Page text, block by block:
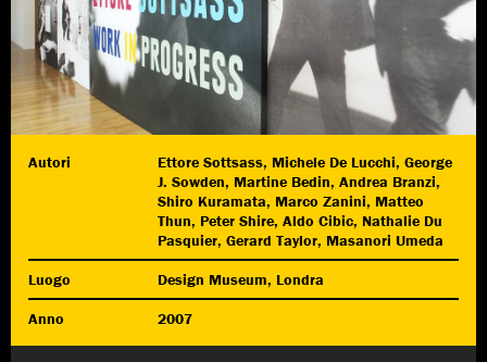
Autori
Ettore Sottsass, Michele De Lucchi, George
J. Sowden, Martine Bedin, Andrea Branzi,
Shiro Kuramata, Marco Zanini, Matteo
Thun, Peter Shire, Aldo Cibic, Nathalie Du
Pasquier, Gerard Taylor, Masanori Umeda
Luogo
Design Museum, Londra
Anno
2007